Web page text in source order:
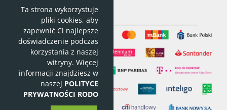
Ta strona wykorzystuje
pliki cookies, aby
zapewnić Ci najlepsze
doświadczenie podczas
korzystania z naszej
witryny. Więcej
informacji znajdziesz w
naszej POLITYCE
PRYWATNOŚCI RODO